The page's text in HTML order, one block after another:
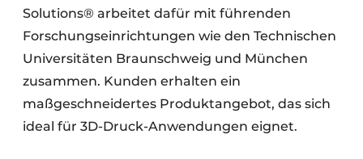
Solutions® arbeitet dafür mit führenden
Forschungseinrichtungen wie den Technischen
Universitäten Braunschweig und München
zusammen. Kunden erhalten ein
maßgeschneidertes Produktangebot, das sich
ideal für 3D-Druck-Anwendungen eignet.